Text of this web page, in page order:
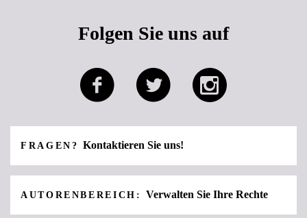
Folgen Sie uns auf
FRAGEN?Kontaktieren Sie uns!
AUTORENBEREICH: Verwalten Sie Ihre Rechte